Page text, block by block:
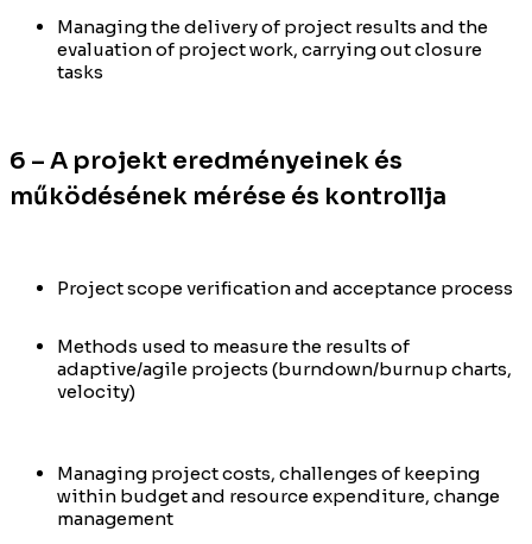
Managing the delivery of project results and the
evaluation of project work, carrying out closure
tasks
6 – A projekt eredményeinek és
működésének mérése és kontrollja
Project scope verification and acceptance process
Methods used to measure the results of
adaptive/agile projects (burndown/burnup charts,
velocity)
Managing project costs, challenges of keeping
within budget and resource expenditure, change
management